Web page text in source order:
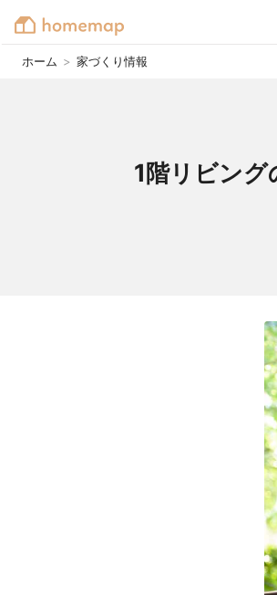
ホーム > 家づくり情報
1階リビン